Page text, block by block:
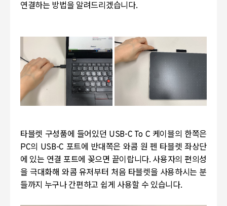
연결하는 방법을 알려드리겠습니다.
타블렛 구성품에 들어있던 USB-C To C 케이블의 한쪽은
PC의 USB-C 포트에 반대쪽은 와콤 원 펜 타블렛 좌상단
에 있는 연결 포트에 꽂으면 끝이랍니다. 사용자의 편의성
을 극대화해 와콤 유저부터 처음 타블렛을 사용하시는 분
들까지 누구나 간편하고 쉽게 사용할 수 있습니다.